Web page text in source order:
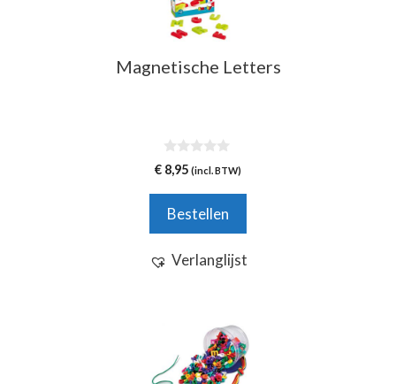
Magnetische Letters
0
v
5
€ 8,95 (incl. BTW)
Bestellen
Verlanglijst